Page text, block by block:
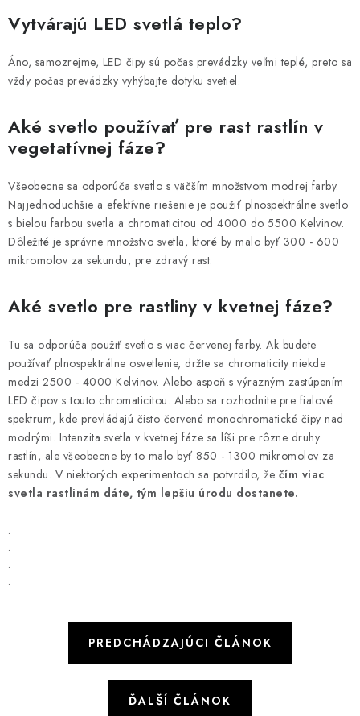
Vytvárajú LED svetlá teplo?
Áno, samozrejme, LED čipy sú počas prevádzky veľmi teplé, preto sa
vždy počas prevádzky vyhýbajte dotyku svetiel.
Aké svetlo používať pre rast rastlín v
vegetatívnej fáze?
Všeobecne sa odporúča svetlo s väčším množstvom modrej farby.
Najjednoduchšie a efektívne riešenie je použiť plnospektrálne svetlo
s bielou farbou svetla a chromaticitou od 4000 do 5500 Kelvinov.
Dôležité je správne množstvo svetla, ktoré by malo byť 300 - 600
mikromolov za sekundu, pre zdravý rast.
Aké svetlo pre rastliny v kvetnej fáze?
Tu sa odporúča použiť svetlo s viac červenej farby. Ak budete
používať plnospektrálne osvetlenie, držte sa chromaticity niekde
medzi 2500 - 4000 Kelvinov. Alebo aspoň s výrazným zastúpením
LED čipov s touto chromaticitou. Alebo sa rozhodnite pre fialové
spektrum, kde prevládajú čisto červené monochromatické čipy nad
modrými. Intenzita svetla v kvetnej fáze sa líši pre rôzne druhy
rastlín, ale všeobecne by to malo byť 850 - 1300 mikromolov za
sekundu. V niektorých experimentoch sa potvrdilo, že čím viac
svetla rastlinám dáte, tým lepšiu úrodu dostanete.
.
.
.
.
PREDCHÁDZAJÚCI ČLÁNOK
ĎALŠÍ ČLÁNOK